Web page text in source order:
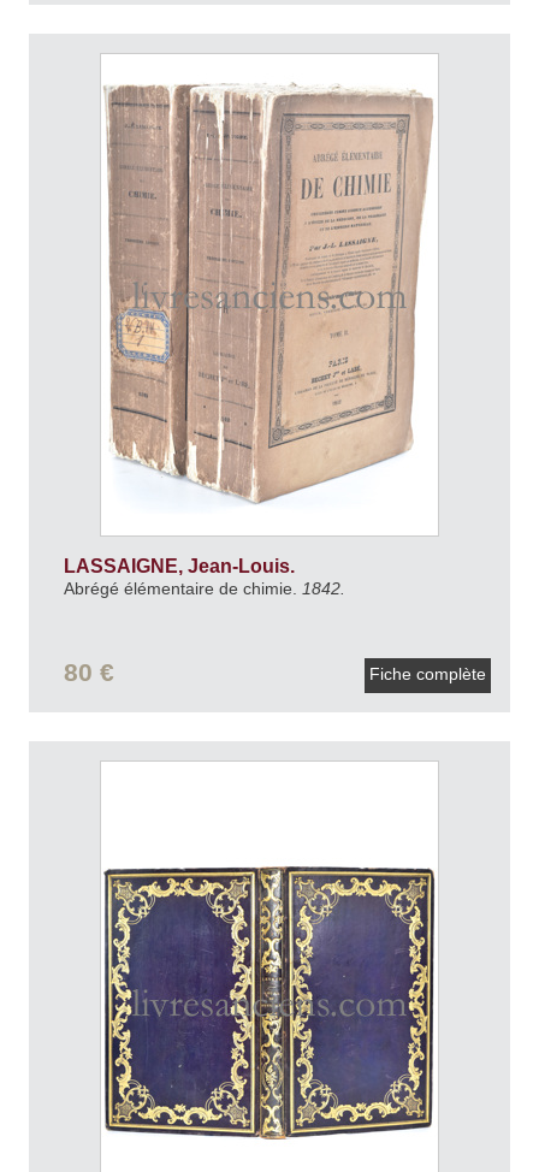
LASSAIGNE, Jean-Louis.
Abrégé élémentaire de chimie. 1842.
80 € Fiche complète